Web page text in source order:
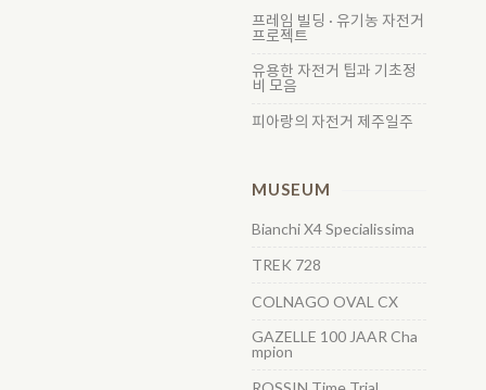
프레임 빌딩 · 유기농 자전거
프로젝트
유용한 자전거 팁과 기초정
비 모음
피아랑의 자전거 제주일주
MUSEUM
Bianchi X4 Specialissima
TREK 728
COLNAGO OVAL CX
GAZELLE 100 JAAR Cha
mpion